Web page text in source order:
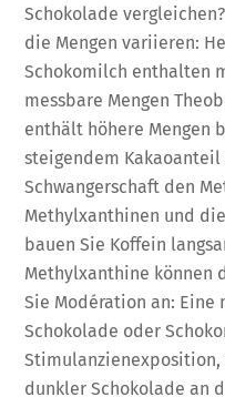
Schokolade
die Mengen variieren:
Schokomilch enthalten
messbare Mengen
enthält höhere Mengen
steigendem Kakaoanteil
Schwangerschaft den
Methylxanthinen und
bauen Sie Koffein
Methylxanthine können
Sie Modération an:
Schokolade oder
Stimulanzienexposition,
dunkler Schokolade an